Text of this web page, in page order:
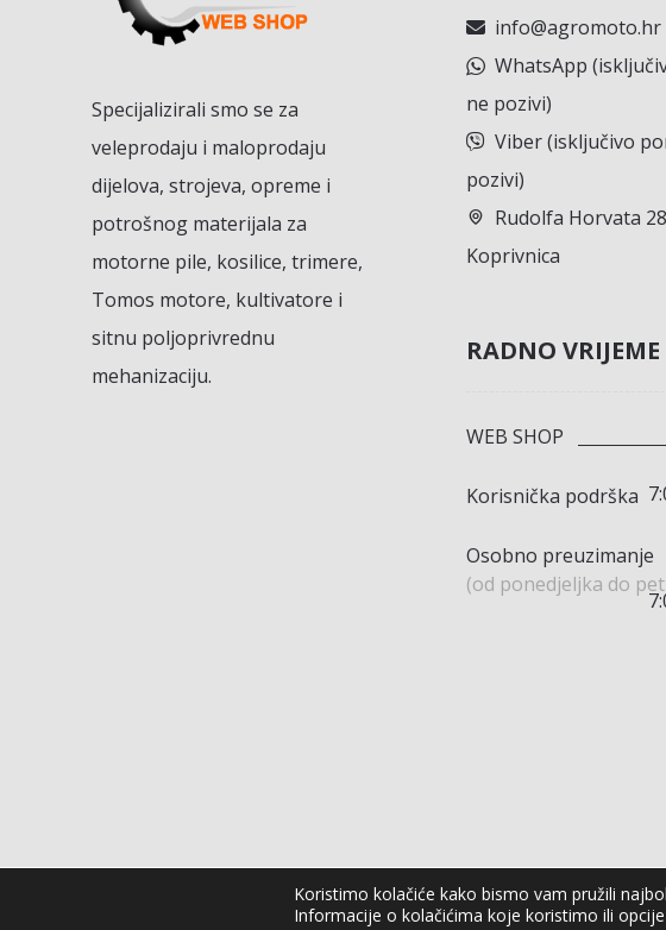
Specijalizirali smo se za
veleprodaju i maloprodaju
dijelova, strojeva, opreme i
potrošnog materijala za
motorne pile, kosilice, trimere,
Tomos motore, kultivatore i
sitnu poljoprivrednu
mehanizaciju.
info@agromoto.hr
WhatsApp
ne pozivi)
Viber (isključivo
pozivi)
Rudolfa Horvata
Koprivnica
RADNO VRIJEME
WEB SHOP
Korisnička podrška
Osobno preuzimanje
(od ponedjeljka do
Koristimo kolačiće kako bismo vam pružili
Informacije o kolačićima koje koristimo ili